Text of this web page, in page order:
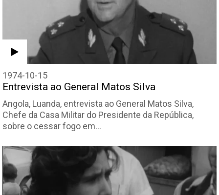
1974-10-15
Entrevista ao General Matos Silva
Angola, Luanda, entrevista ao General Matos Silva,
Chefe da Casa Militar do Presidente da República,
sobre o cessar fogo em…